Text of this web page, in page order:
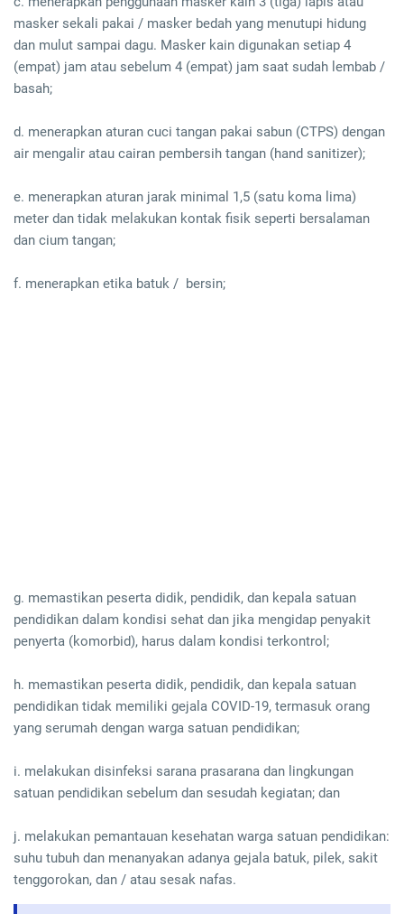
masker sekali pakai / masker bedah yang menutupi hidung
dan mulut sampai dagu. Masker kain digunakan setiap 4
(empat) jam atau sebelum 4 (empat) jam saat sudah lembab /
basah;
d. menerapkan aturan cuci tangan pakai sabun (CTPS) dengan
air mengalir atau cairan pembersih tangan (hand sanitizer);
e. menerapkan aturan jarak minimal 1,5 (satu koma lima)
meter dan tidak melakukan kontak fisik seperti bersalaman
dan cium tangan;
f. menerapkan etika batuk / bersin;
g. memastikan peserta didik, pendidik, dan kepala satuan
pendidikan dalam kondisi sehat dan jika mengidap penyakit
penyerta (komorbid), harus dalam kondisi terkontrol;
h. memastikan peserta didik, pendidik, dan kepala satuan
pendidikan tidak memiliki gejala COVID-19, termasuk orang
yang serumah dengan warga satuan pendidikan;
i. melakukan disinfeksi sarana prasarana dan lingkungan
satuan pendidikan sebelum dan sesudah kegiatan; dan
j. melakukan pemantauan kesehatan warga satuan pendidikan:
suhu tubuh dan menanyakan adanya gejala batuk, pilek, sakit
tenggorokan, dan / atau sesak nafas.